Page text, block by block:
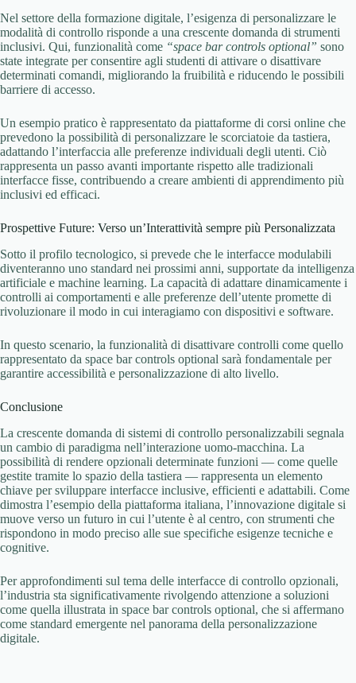
Nel settore della formazione digitale, l’esigenza di personalizzare le
modalità di controllo risponde a una crescente domanda di strumenti
inclusivi. Qui, funzionalità come “space bar controls optional” sono
state integrate per consentire agli studenti di attivare o disattivare
determinati comandi, migliorando la fruibilità e riducendo le possibili
barriere di accesso.
Un esempio pratico è rappresentato da piattaforme di corsi online che
prevedono la possibilità di personalizzare le scorciatoie da tastiera,
adattando l’interfaccia alle preferenze individuali degli utenti. Ciò
rappresenta un passo avanti importante rispetto alle tradizionali
interfacce fisse, contribuendo a creare ambienti di apprendimento più
inclusivi ed efficaci.
Prospettive Future: Verso un’Interattività sempre più Personalizzata
Sotto il profilo tecnologico, si prevede che le interfacce modulabili
diventeranno uno standard nei prossimi anni, supportate da intelligenza
artificiale e machine learning. La capacità di adattare dinamicamente i
controlli ai comportamenti e alle preferenze dell’utente promette di
rivoluzionare il modo in cui interagiamo con dispositivi e software.
In questo scenario, la funzionalità di disattivare controlli come quello
rappresentato da space bar controls optional sarà fondamentale per
garantire accessibilità e personalizzazione di alto livello.
Conclusione
La crescente domanda di sistemi di controllo personalizzabili segnala
un cambio di paradigma nell’interazione uomo-macchina. La
possibilità di rendere opzionali determinate funzioni — come quelle
gestite tramite lo spazio della tastiera — rappresenta un elemento
chiave per sviluppare interfacce inclusive, efficienti e adattabili. Come
dimostra l’esempio della piattaforma italiana, l’innovazione digitale si
muove verso un futuro in cui l’utente è al centro, con strumenti che
rispondono in modo preciso alle sue specifiche esigenze tecniche e
cognitive.
Per approfondimenti sul tema delle interfacce di controllo opzionali,
l’industria sta significativamente rivolgendo attenzione a soluzioni
come quella illustrata in space bar controls optional, che si affermano
come standard emergente nel panorama della personalizzazione
digitale.